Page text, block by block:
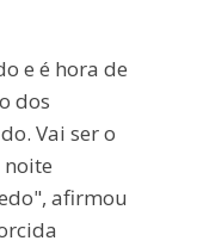
e é hora de
dos
Vai ser o
afirmou